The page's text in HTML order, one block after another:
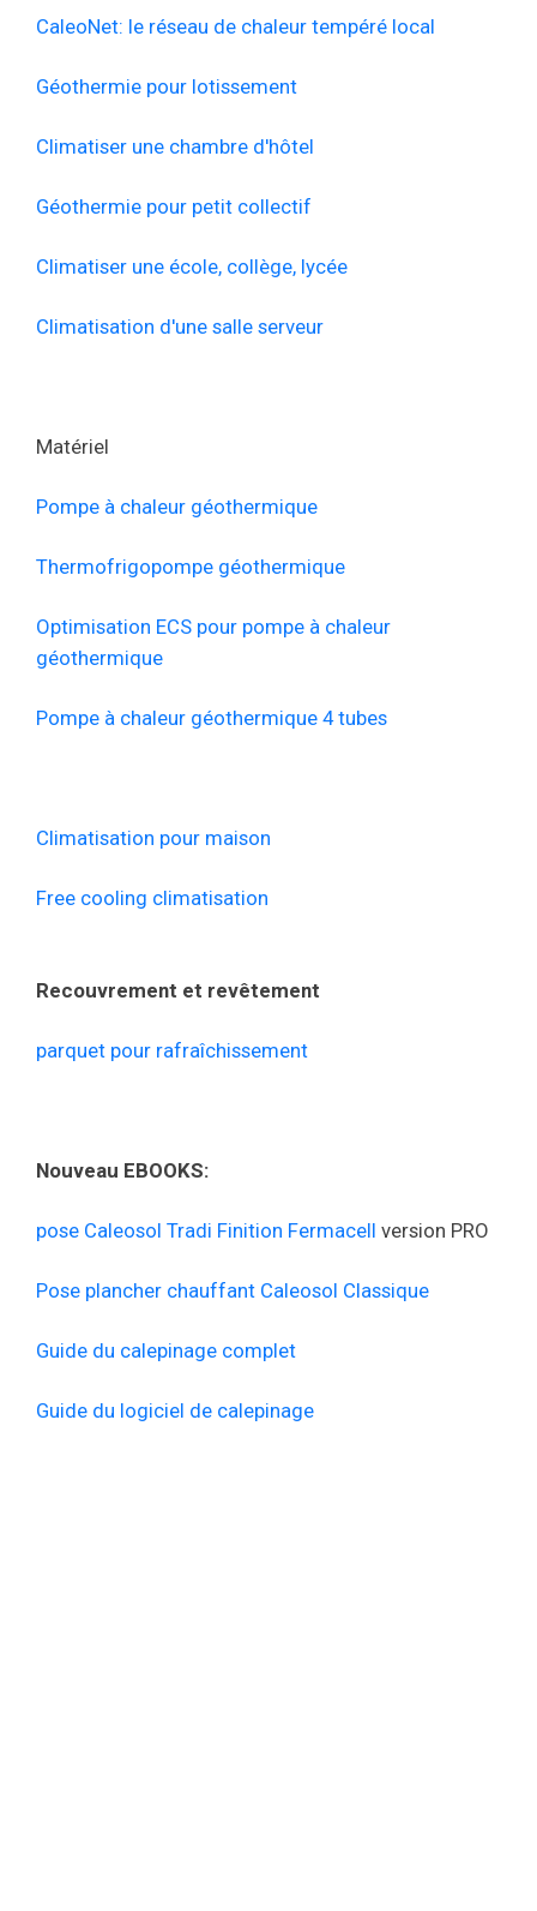
CaleoNet: le réseau de chaleur tempéré local
Géothermie pour lotissement
Climatiser une chambre d'hôtel
Géothermie pour petit collectif
Climatiser une école, collège, lycée
Climatisation d'une salle serveur
Matériel
Pompe à chaleur géothermique
Thermofrigopompe géothermique
Optimisation ECS pour pompe à chaleur
géothermique
Pompe à chaleur géothermique 4 tubes
Climatisation pour maison
Free cooling climatisation
Recouvrement et revêtement
parquet pour rafraîchissement
Nouveau EBOOKS:
pose Caleosol Tradi Finition Fermacell version PRO
Pose plancher chauffant Caleosol Classique
Guide du calepinage complet
Guide du logiciel de calepinage